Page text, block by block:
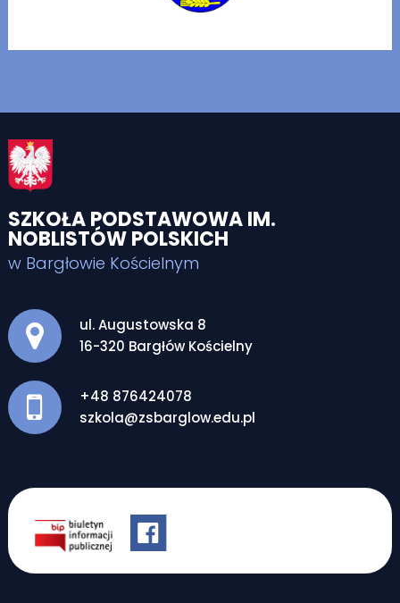
SZKOŁA PODSTAWOWA IM.
NOBLISTÓW POLSKICH
w Bargłowie Kościelnym
Adres pocztowy:
ul. Augustowska 8
16-320 Bargłów Kościelny
+48 876424078
szkola@zsbarglow.edu.pl